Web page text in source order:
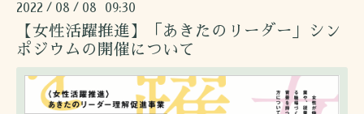
2022 / 08 / 08 09:30
【女性活躍推進】「あきたのリーダー」シン
ポジウムの開催について